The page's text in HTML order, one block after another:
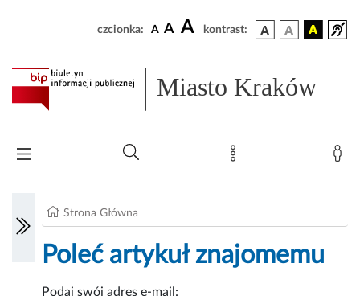
czcionka: A A A kontrast:
Miasto Kraków
Strona Główna
Poleć artykuł znajomemu
Podaj swój adres e-mail: